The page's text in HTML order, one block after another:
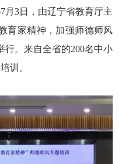
3日，由辽宁省教育厅主
育家精神，加强师德师风
行。来自全省的200名中小
训。